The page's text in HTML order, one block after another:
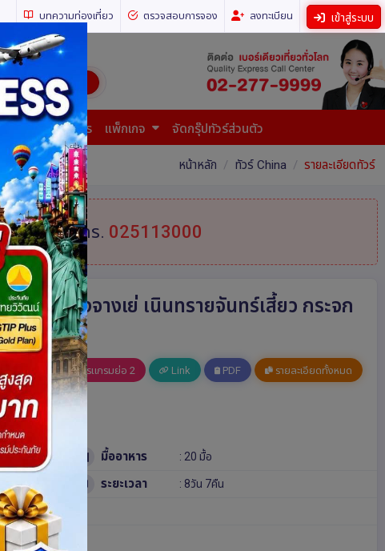
บทความท่องเที่ยว ตรวจสอบการจอง ลงทะเบียน เข้าสู่ระบบ
ศ (เที่ยวทั่วโลก)
บริการยื่นเอกสาร แพ็กเกจ จัดกรุ๊ปทัวร์ส่วนตัว
หน้าหลัก ทัวร์ China รายละเอียดทัวร์
นได้ที่ โทร. 025113000
าสายรุ้งจางเย่ เนินทรายจันทร์เสี้ยว กระจก
รมย่อ 1 โปรแกรมย่อ 2 Link PDF รายละเอียดทั้งหมด
วร์
มื้ออาหาร : 20 มื้อ
ระยะเวลา : 8วัน 7คืน